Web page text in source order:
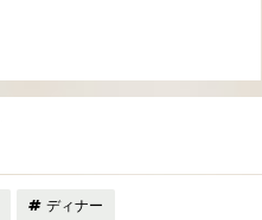
ディナー